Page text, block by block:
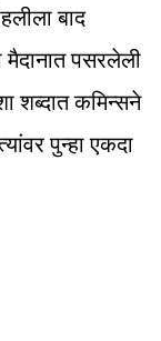
बाद
पसरलेली
शब्दात कमिन्सने
पुन्हा एकदा